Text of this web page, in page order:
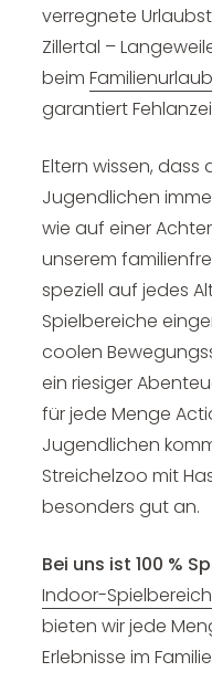
verregnete
Zillertal –
beim
garantiert
Eltern wissen, dass
Jugendlichen
wie auf einer
unserem
speziell auf jedes
Spielbereiche
coolen
ein riesiger
für jede Menge
Jugendlichen
Streichelzoo mit
besonders gut an.
Bei uns ist 100 %
Indoor-
bieten wir jede
Erlebnisse im